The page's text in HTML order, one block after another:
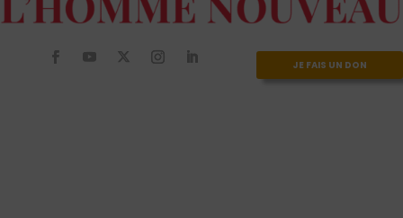
JE FAIS UN DON